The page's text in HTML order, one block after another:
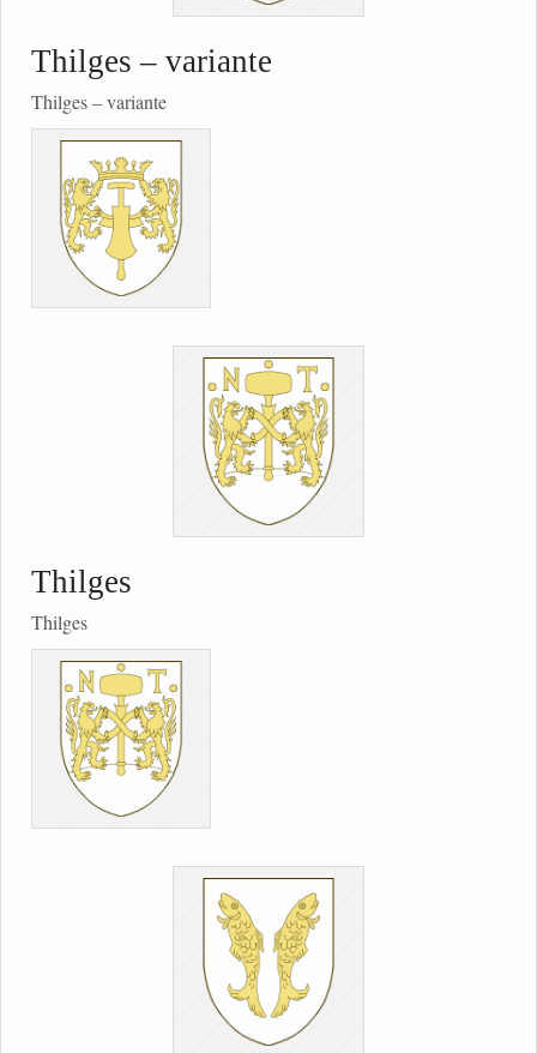
Thilges – variante
Thilges – variante
Thilges
Thilges